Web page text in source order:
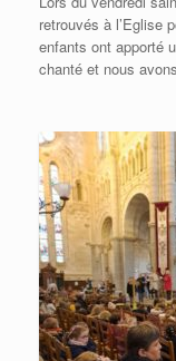
retrouvés à l’Eglise
enfants ont apporté
chanté et nous